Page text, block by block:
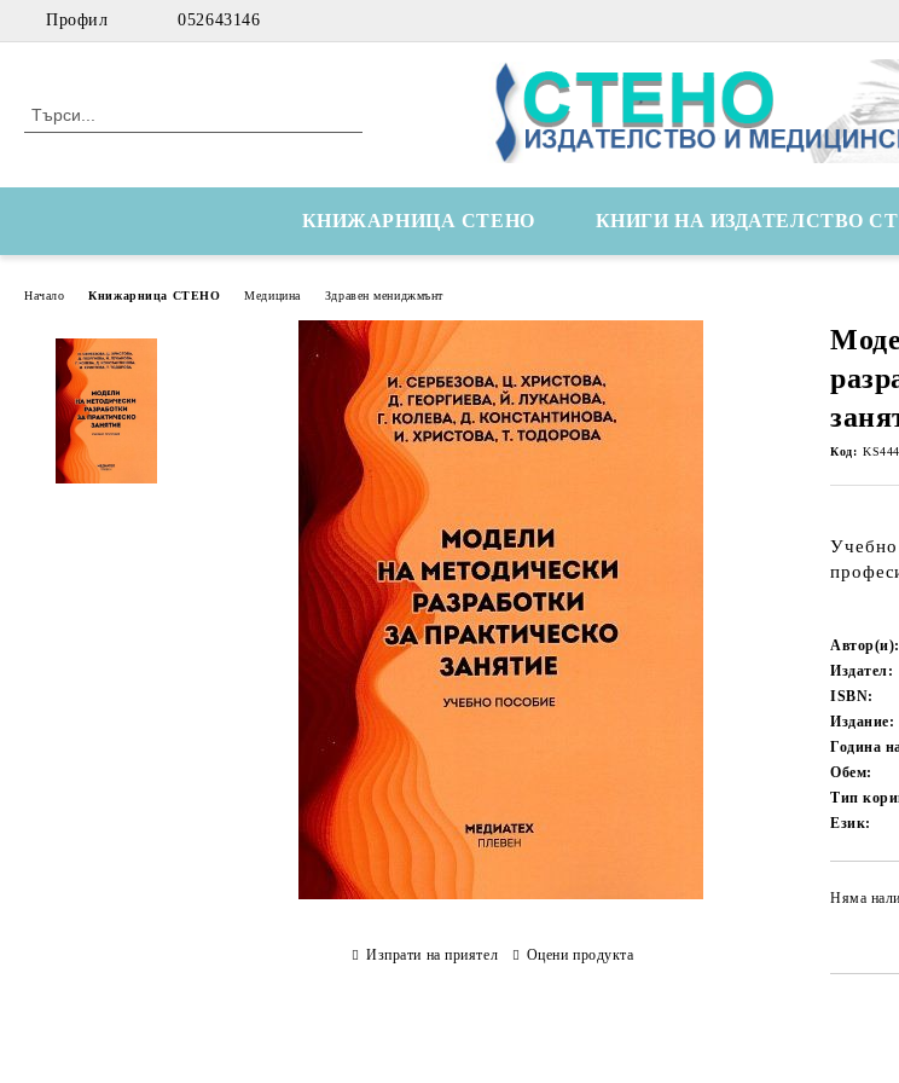
Профил 052643146
КНИЖАРНИЦА СТЕНО КНИГИ НА ИЗДАТЕЛСТВО
Начало Книжарница СТЕНО Медицина Здравен мениджмънт
Код:
Учебно
Автор(и):
Издател:
ISBN:
Издание:
Година
Обем:
Тип
Език:
Няма
Изпрати на приятел Оцени продукта